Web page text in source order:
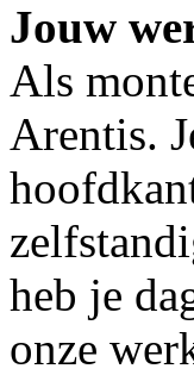
Jouw
Als
Arentis.
heb je
onze